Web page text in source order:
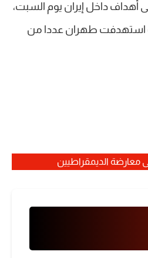
أهداف داخل إيران يوم السبت،
استهدفت طهران عددا من